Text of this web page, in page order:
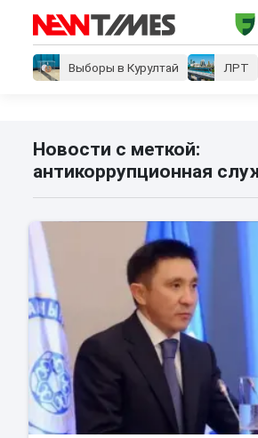
Выборы в Курултай ЛРТ
Новости с меткой:
антикоррупционная